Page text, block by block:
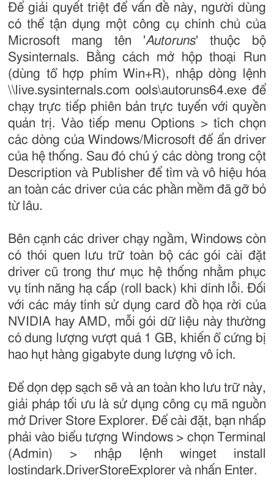
Để giải quyết triệt để vấn đề này, người dùng
có thể tận dụng một công cụ chính chủ của
Microsoft mang tên 'Autoruns' thuộc bộ
Sysinternals. Bằng cách mở hộp thoại Run
(dùng tổ hợp phím Win+R), nhập dòng lệnh
\\live.sysinternals.com ools\autoruns64.exe để
chạy trực tiếp phiên bản trực tuyến với quyền
quản trị. Vào tiếp menu Options > tích chọn
các dòng của Windows/Microsoft để ẩn driver
của hệ thống. Sau đó chú ý các dòng trong cột
Description và Publisher để tìm và vô hiệu hóa
an toàn các driver của các phần mềm đã gỡ bỏ
từ lâu.
Bên cạnh các driver chạy ngầm, Windows còn
có thói quen lưu trữ toàn bộ các gói cài đặt
driver cũ trong thư mục hệ thống nhằm phục
vụ tính năng hạ cấp (roll back) khi dính lỗi. Đối
với các máy tính sử dụng card đồ họa rời của
NVIDIA hay AMD, mỗi gói dữ liệu này thường
có dung lượng vượt quá 1 GB, khiến ổ cứng bị
hao hụt hàng gigabyte dung lượng vô ích.
Để dọn dẹp sạch sẽ và an toàn kho lưu trữ này,
giải pháp tối ưu là sử dụng công cụ mã nguồn
mở Driver Store Explorer. Để cài đặt, bạn nhấp
phải vào biểu tượng Windows > chọn Terminal
(Admin) > nhập lệnh winget install
lostindark.DriverStoreExplorer và nhấn Enter.